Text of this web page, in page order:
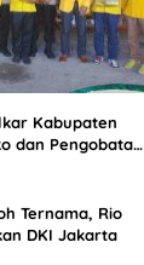
Kabupaten
dan Pengobatan
Ternama, Rio
DKI Jakarta